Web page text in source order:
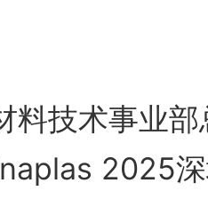
技术事业部
2025